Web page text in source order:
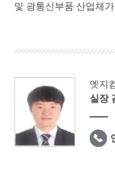
및 광통신부품 산업체
엣지
실장